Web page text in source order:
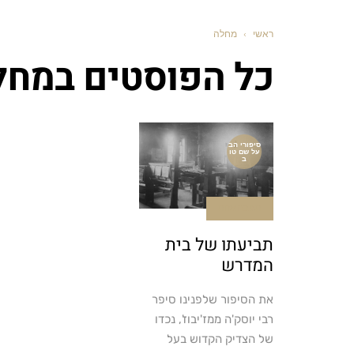
ראשי › מחלה
כל הפוסטים ב
סיפורי הב
על שם טו
ב
תביעתו של בית
המדרש
את הסיפור שלפנינו סיפר
רבי יוסק'ה ממז'יבוז', נכדו
של הצדיק הקדוש בעל